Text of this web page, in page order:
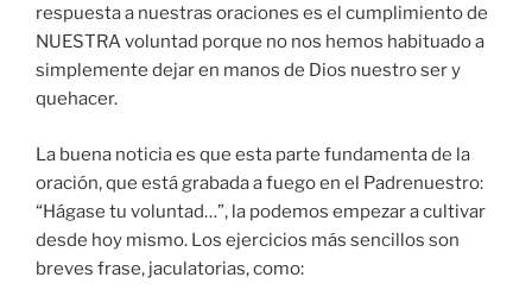
respuesta a nuestras oraciones es el cumplimiento de
NUESTRA voluntad porque no nos hemos habituado a
simplemente dejar en manos de Dios nuestro ser y
quehacer.
La buena noticia es que esta parte fundamenta de la
oración, que está grabada a fuego en el Padrenuestro:
“Hágase tu voluntad…”, la podemos empezar a cultivar
desde hoy mismo. Los ejercicios más sencillos son
breves frase, jaculatorias, como: